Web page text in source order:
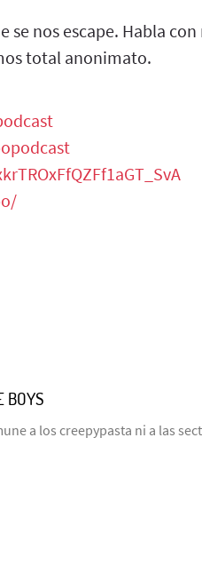
nos escape. Habla
total anonimato.
BOYS
a los creepypasta ni a las